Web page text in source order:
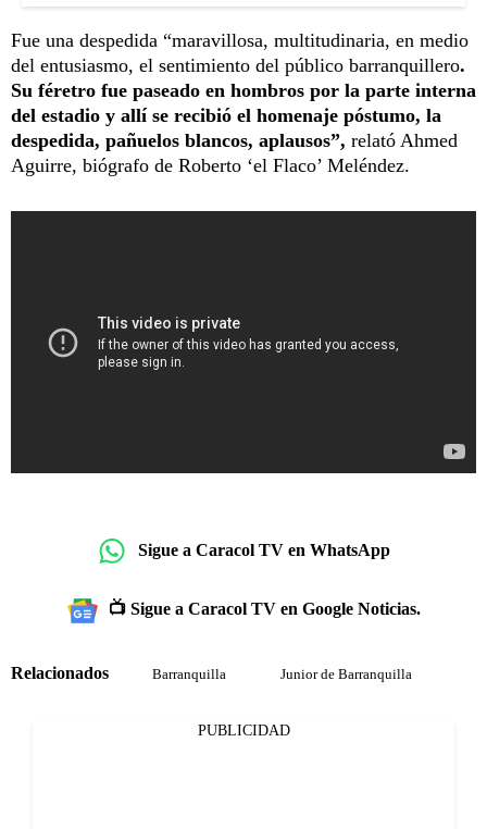
Fue una despedida “maravillosa, multitudinaria, en medio
del entusiasmo, el sentimiento del público barranquillero.
Su féretro fue paseado en hombros por la parte interna
del estadio y allí se recibió el homenaje póstumo, la
despedida, pañuelos blancos, aplausos”, relató Ahmed
Aguirre, biógrafo de Roberto ‘el Flaco’ Meléndez.
Sigue a Caracol TV en WhatsApp
📺 Sigue a Caracol TV en Google Noticias.
Relacionados Barranquilla Junior de Barranquilla
PUBLICIDAD